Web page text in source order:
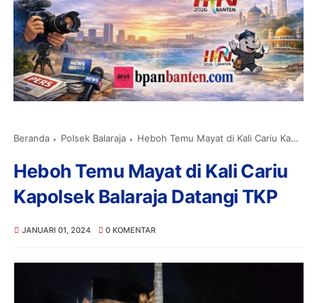
Beranda Polsek Balaraja Heboh Temu Mayat di Kali Cariu Kapolsek Balaraja Datangi TKP
Heboh Temu Mayat di Kali Cariu
Kapolsek Balaraja Datangi TKP
JANUARI 01, 2024 0 KOMENTAR